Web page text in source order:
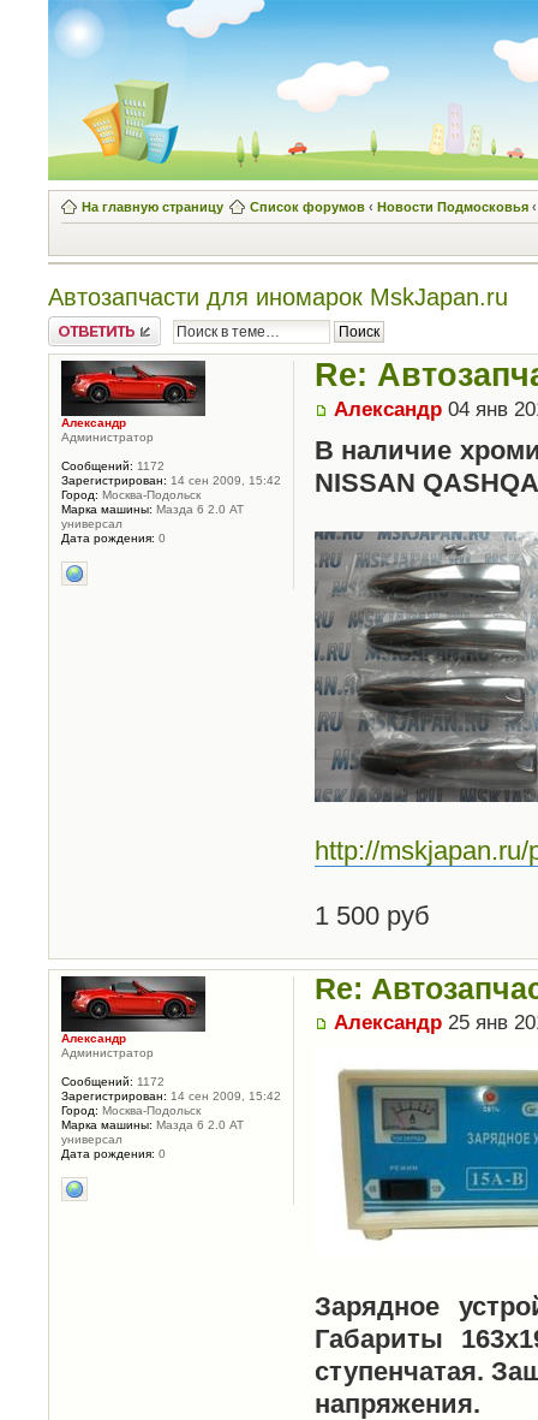
На главную страницу Список форумов ‹ Новости Подмосковья ‹
Автозапчасти для иномарок MskJapan.ru
Написать
комментарии
Re:
Александр04 янв
В наличие
NISSAN
http://
1 500 руб
Александр
Администратор
Сообщений: 1172
Зарегистрирован: 14 сен 2009, 15:42
Город: Москва-Подольск
Марка машины: Мазда 6 2.0 АТ
универсал
Дата рождения: 0
Re:
Александр25 янв
Зарядное
Габариты
ступенчатая.
напряжения.
Александр
Администратор
Сообщений: 1172
Зарегистрирован: 14 сен 2009, 15:42
Город: Москва-Подольск
Марка машины: Мазда 6 2.0 АТ
универсал
Дата рождения: 0